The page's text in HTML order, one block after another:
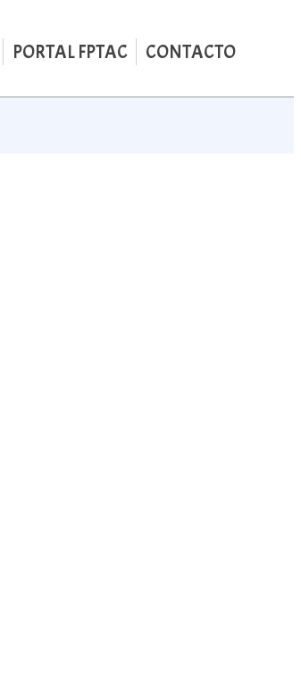
PORTAL FPTAC CONTACTO